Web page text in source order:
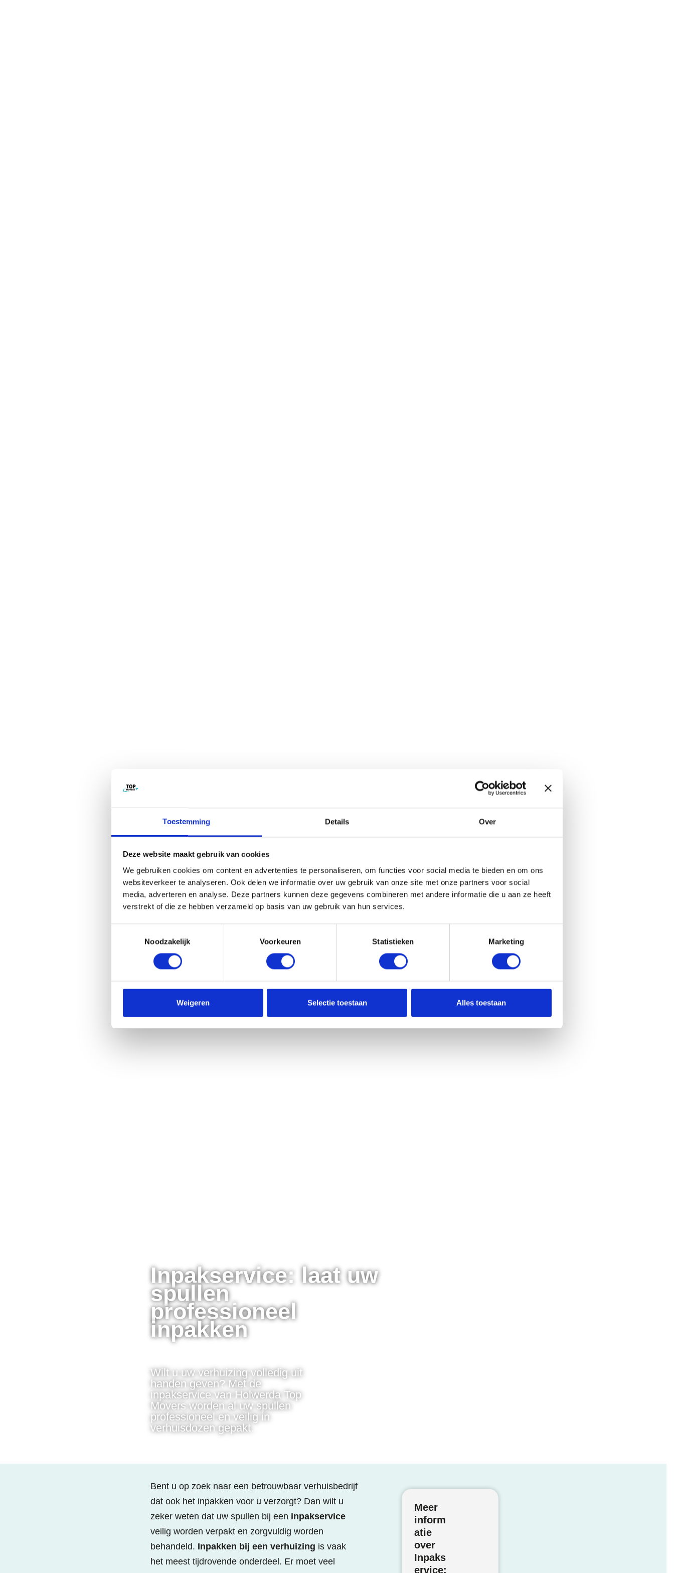
Toestemming Details Over
Deze website maakt gebruik van cookies
We gebruiken cookies om content en advertenties te personaliseren, om functies voor social media te bieden en om ons
websiteverkeer te analyseren. Ook delen we informatie over uw gebruik van onze site met onze partners voor social
media, adverteren en analyse. Deze partners kunnen deze gegevens combineren met andere informatie die u aan ze heeft
verstrekt of die ze hebben verzameld op basis van uw gebruik van hun services.
Noodzakelijk
Voorkeuren Statistieken Marketing
Weigeren Selectie toestaan Alles toestaan
Inpakservice: laat uw
spullen
professioneel
inpakken
Wilt u uw verhuizing volledig uit
handen geven? Met de
inpakservice van Holwerda Top
Movers worden al uw spullen
professioneel en veilig in
verhuisdozen gepakt.
Bent u op zoek naar een betrouwbaar verhuisbedrijf
dat ook het inpakken voor u verzorgt? Dan wilt u
zeker weten dat uw spullen bij een inpakservice
veilig worden verpakt en zorgvuldig worden
behandeld. Inpakken bij een verhuizing is vaak
het meest tijdrovende onderdeel. Er moet veel
Meer
inform
atie
over
Inpaks
ervice: